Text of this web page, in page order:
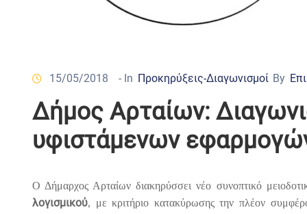
15/05/2018 - In Προκηρύξεις-Διαγωνισμοί By
Δήμος Αρταίων:
υφιστάμενων
Ο Δήμαρχος Αρταίων διακηρύσσει νέο συνοπτικό
λογισμικού, με κριτήριο κατακύρωσης την πλέον